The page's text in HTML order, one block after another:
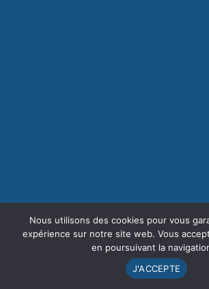
Nous utilisons des cookies pour vous
expérience sur notre site web. Vous
en poursuivant la
J'ACCEPTE